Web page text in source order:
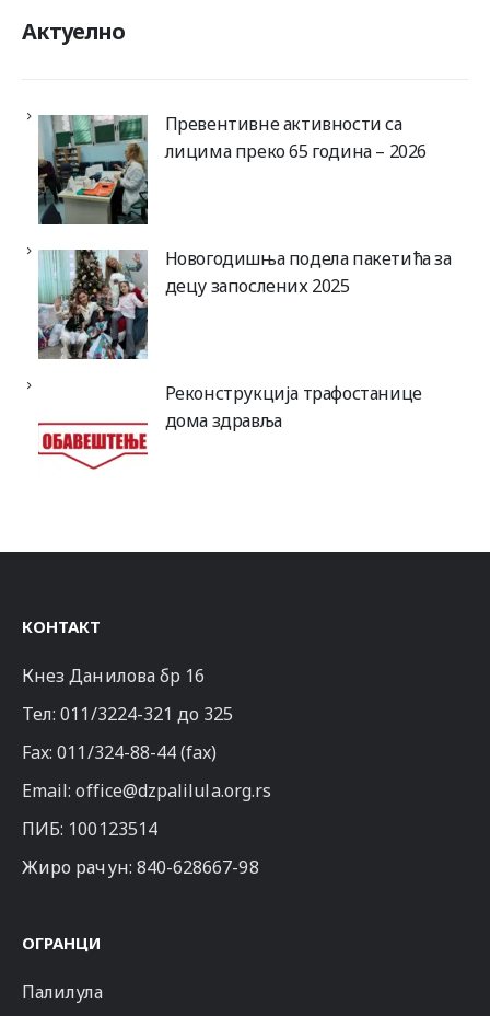
Актуелно
Превентивне активности са
лицима преко 65 година – 2026
Новогодишња подела пакетића за
децу запослених 2025
Реконструкција трафостанице
дома здравља
КОНТАКТ
Кнез Данилова бр 16
Тел:011/3224-321 до 325
Fax: 011/324-88-44 (fax)
Email:office@dzpalilula.org.rs
ПИБ: 100123514
Жиро рачун: 840-628667-98
ОГРАНЦИ
Палилула